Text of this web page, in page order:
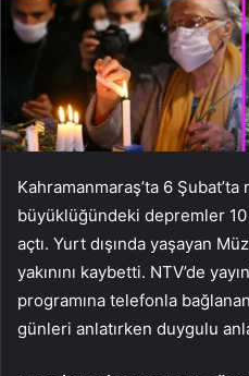
Kahramanmaraş’ta 6
büyüklüğündeki depremler
açtı. Yurt dışında yaşayan
yakınını kaybetti. NTV’de
programına telefonla bağlanan
günleri anlatırken duygulu